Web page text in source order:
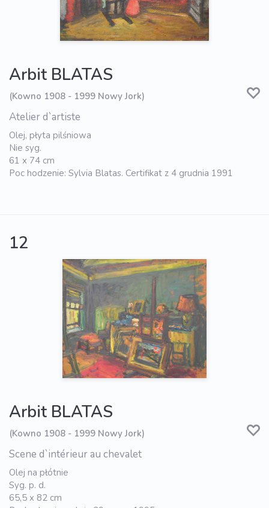
Arbit BLATAS
(Kowno 1908 - 1999 Nowy Jork)
Atelier d`artiste
Olej, płyta pilśniowa
Nie syg.
61 x 74 cm
Poc hodzenie: Sylvia Blatas. Certifikat z 4 grudnia 1991
12
Arbit BLATAS
(Kowno 1908 - 1999 Nowy Jork)
Scene d`intérieur au chevalet
Olej na płótnie
Syg. p. d.
65,5 x 82 cm